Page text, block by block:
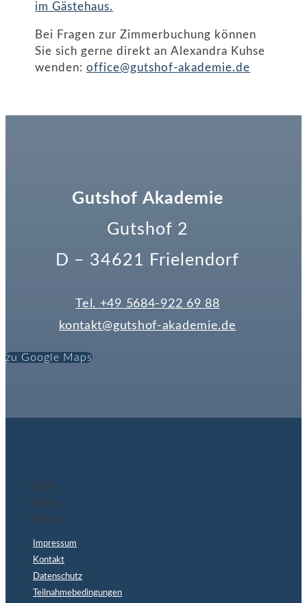
im Gästehaus.
Bei Fragen zur Zimmerbuchung können
Sie sich gerne direkt an Alexandra Kuhse
wenden: office@gutshof-akademie.de
Gutshof Akademie
Gutshof 2
D – 34621 Frielendorf
Tel. +49 5684-922 69 88
kontakt@gutshof-akademie.de
zu Google Maps
Folgen
Folgen
Folgen
Impressum
Kontakt
Datenschutz
Teilnahmebedingungen